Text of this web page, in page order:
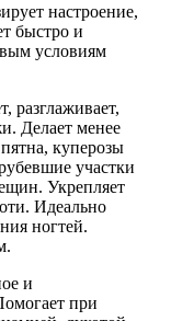
настроение,
быстро и
условиям
разглаживает,
Делает менее
куперозы
участки
Укрепляет
Идеально
ногтей.
и
при